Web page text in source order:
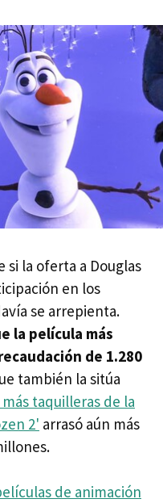
si la oferta a Douglas
en los
se arrepienta.
la película más
de 1.280
también la sitúa
taquilleras de la
2' arrasó aún más
de animación